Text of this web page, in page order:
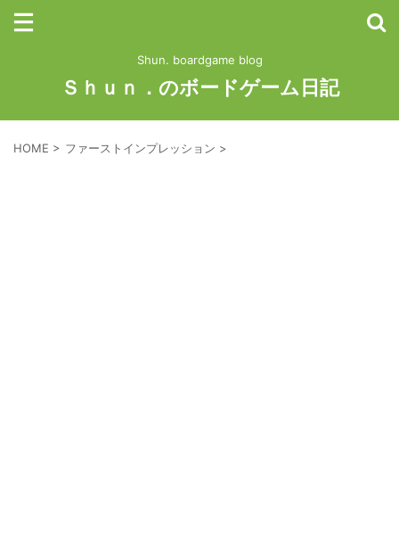
Shun. boardgame blog
Ｓｈｕｎ．のボードゲーム日記
HOME > ファーストインプレッション >